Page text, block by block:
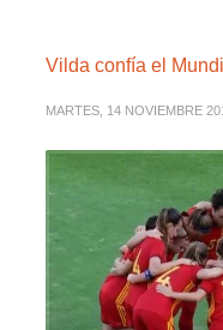
Vilda confía el
MARTES, 14 NOVIEMBRE